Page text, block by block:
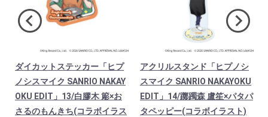
ダイカットステッカー「ヒプ
ノシスマイク SANRIO NAKAY
OKU EDIT」13/白膠木 簓×お
さるのもんきち(コラボイラス
アクリルスタンド「ヒプノシ
スマイク SANRIO NAKAYOKU
EDIT」14/躑躅森 盧笙×パタパ
タペッピー(コラボイラスト)